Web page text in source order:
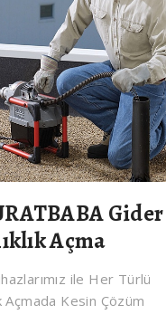
Gider
Açma
ile Her Türlü
Açmada Kesin Çözüm